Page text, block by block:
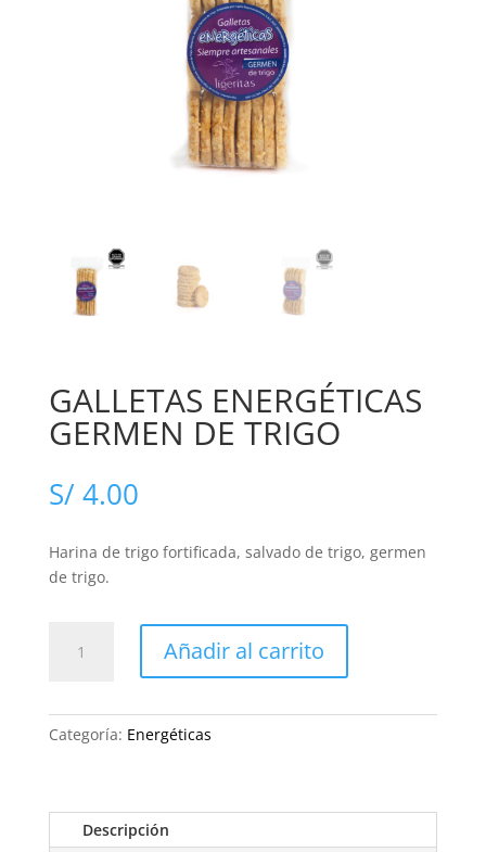
GALLETAS ENERGÉTICAS
GERMEN DE TRIGO
S/ 4.00
Harina de trigo fortificada, salvado de trigo, germen
de trigo.
ENERGÉTICAS
TRIGO
Añadir al carrito
Categoría: Energéticas
Descripción